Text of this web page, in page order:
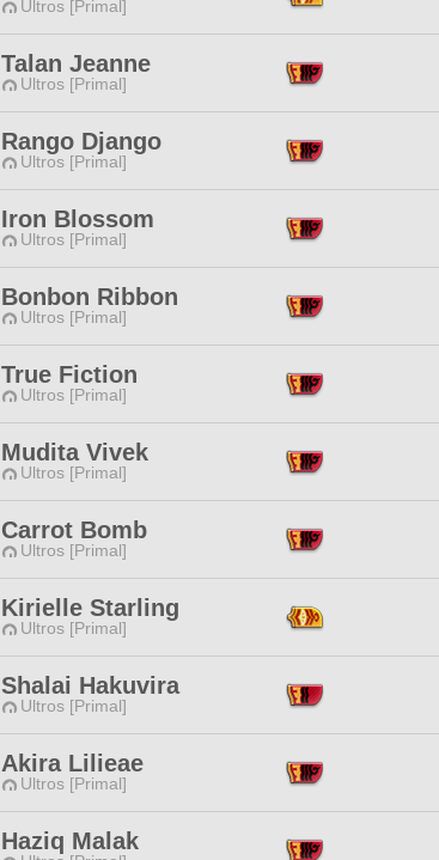
Ultros [Primal]
Talan Jeanne
Ultros [Primal]
Rango Django
Ultros [Primal]
Iron Blossom
Ultros [Primal]
Bonbon Ribbon
Ultros [Primal]
True Fiction
Ultros [Primal]
Mudita Vivek
Ultros [Primal]
Carrot Bomb
Ultros [Primal]
Kirielle Starling
Ultros [Primal]
Shalai Hakuvira
Ultros [Primal]
Akira Lilieae
Ultros [Primal]
Haziq Malak